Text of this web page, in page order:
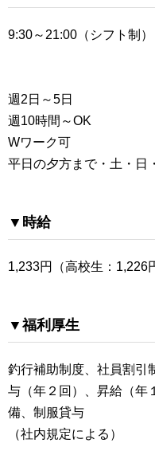
9:30～21:00（シフト制）
週2日～5日
週10時間～OK
Wワーク可
平日の夕方まで・土・
▼時給
1,233円（高校生：1,226
▼福利厚生
釣行補助制度、社員割引
与（年２回）、昇給（年
備、制服貸与
（社内規定による）